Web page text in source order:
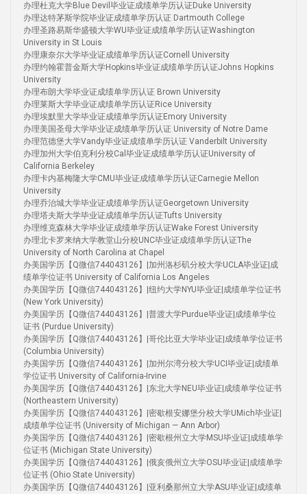
办理杜克大学Blue Devil毕业证成绩单学历认证Duke University
办理达特茅斯学院毕业证成绩单学历认证 Dartmouth College
办理圣路易斯华盛顿大学WU毕业证成绩单学历认证Washington
University in St Louis
办理康奈尔大学毕业证成绩单学历认证Cornell University
办理约翰霍普金斯大学Hopkins毕业证成绩单学历认证Johns Hopkins
University
办理布朗大学毕业证成绩单学历认证 Brown University
办理莱斯大学毕业证成绩单学历认证Rice University
办理埃默里大学毕业证成绩单学历认证Emory University
办理美国圣母大学毕业证成绩单学历认证 University of Notre Dame
办理范德堡大学Vandy毕业证成绩单学历认证 Vanderbilt University
办理加州大学伯克利分校Cal毕业证成绩单学历认证University of
California Berkeley
办理卡内基梅隆大学CMU毕业证成绩单学历认证Carnegie Mellon
University
办理乔治城大学毕业证成绩单学历认证Georgetown University
办理塔夫斯大学毕业证成绩单学历认证Tufts University
办理维克森林大学毕业证成绩单学历认证Wake Forest University
办理北卡罗来纳大学教堂山分校UNC毕业证成绩单学历认证The
University of North Carolina at Chapel
办美国学历【Q微信744043126】|加州洛杉矶分校大学UCLA毕业证|成
绩单学位证书 University of California Los Angeles
办美国学历【Q微信744043126】|纽约大学NYU毕业证|成绩单学位证书
(New York University)
办美国学历【Q微信744043126】|普渡大学Purdue毕业证|成绩单学位
证书 (Purdue University)
办美国学历【Q微信744043126】|哥伦比亚大学毕业证|成绩单学位证书
(Columbia University)
办美国学历【Q微信744043126】|加州尔湾分校大学UCI毕业证|成绩单
学位证书 University of California-Irvine
办美国学历【Q微信744043126】|东北大学NEU毕业证|成绩单学位证书
(Northeastern University)
办美国学历【Q微信744043126】|密歇根安娜堡分校大学UMich毕业证|
成绩单学位证书 (University of Michigan — Ann Arbor)
办美国学历【Q微信744043126】|密歇根州立大学MSU毕业证|成绩单学
位证书 (Michigan State University)
办美国学历【Q微信744043126】|俄亥俄州立大学OSU毕业证|成绩单学
位证书 (Ohio State University)
办美国学历【Q微信744043126】|亚利桑那州立大学ASU毕业证|成绩单